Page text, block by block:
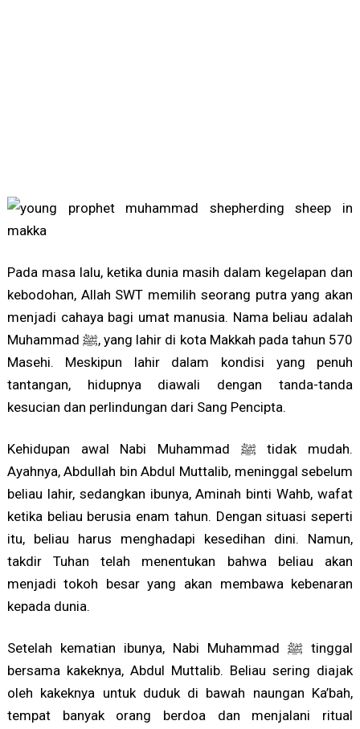
Pada masa lalu, ketika dunia masih dalam kegelapan dan
kebodohan, Allah SWT memilih seorang putra yang akan
menjadi cahaya bagi umat manusia. Nama beliau adalah
Muhammad ﷺ, yang lahir di kota Makkah pada tahun 570
Masehi. Meskipun lahir dalam kondisi yang penuh
tantangan, hidupnya diawali dengan tanda-tanda
kesucian dan perlindungan dari Sang Pencipta.
Kehidupan awal Nabi Muhammad ﷺ tidak mudah.
Ayahnya, Abdullah bin Abdul Muttalib, meninggal sebelum
beliau lahir, sedangkan ibunya, Aminah binti Wahb, wafat
ketika beliau berusia enam tahun. Dengan situasi seperti
itu, beliau harus menghadapi kesedihan dini. Namun,
takdir Tuhan telah menentukan bahwa beliau akan
menjadi tokoh besar yang akan membawa kebenaran
kepada dunia.
Setelah kematian ibunya, Nabi Muhammad ﷺ tinggal
bersama kakeknya, Abdul Muttalib. Beliau sering diajak
oleh kakeknya untuk duduk di bawah naungan Ka’bah,
tempat banyak orang berdoa dan menjalani ritual